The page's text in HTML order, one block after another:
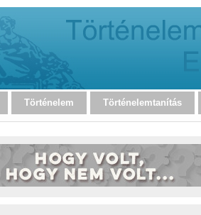
Történelem Történelemtanítás